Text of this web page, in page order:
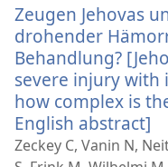
Zeugen Jehovas
drohender
Behandlung?
severe injury
how complex is
English abstract]
в
Zeckey C, Vanin N,